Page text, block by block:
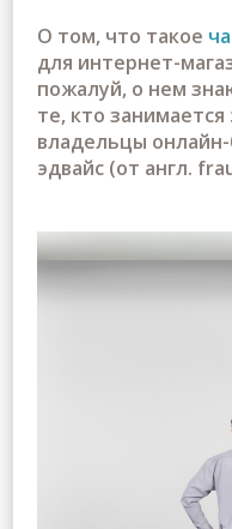
О том, что такое
для интернет-
пожалуй, о нем
те, кто
владельцы
эдвайс (от англ.